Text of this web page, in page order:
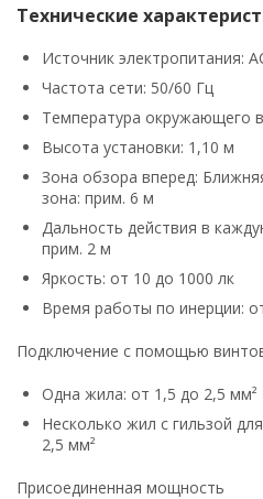
Технические
Источник электропитания:
Частота сети: 50/60 Гц
Температура окружающего
Высота установки: 1,10 м
Зона обзора вперед:
зона: прим. 6 м
Дальность действия в
прим. 2 м
Яркость: от 10 до 1000 лк
Время работы по инерции:
Подключение с помощью
Одна жила: от 1,5 до 2,5 мм²
Несколько жил с гильзой
2,5 мм²
Присоединенная мощность